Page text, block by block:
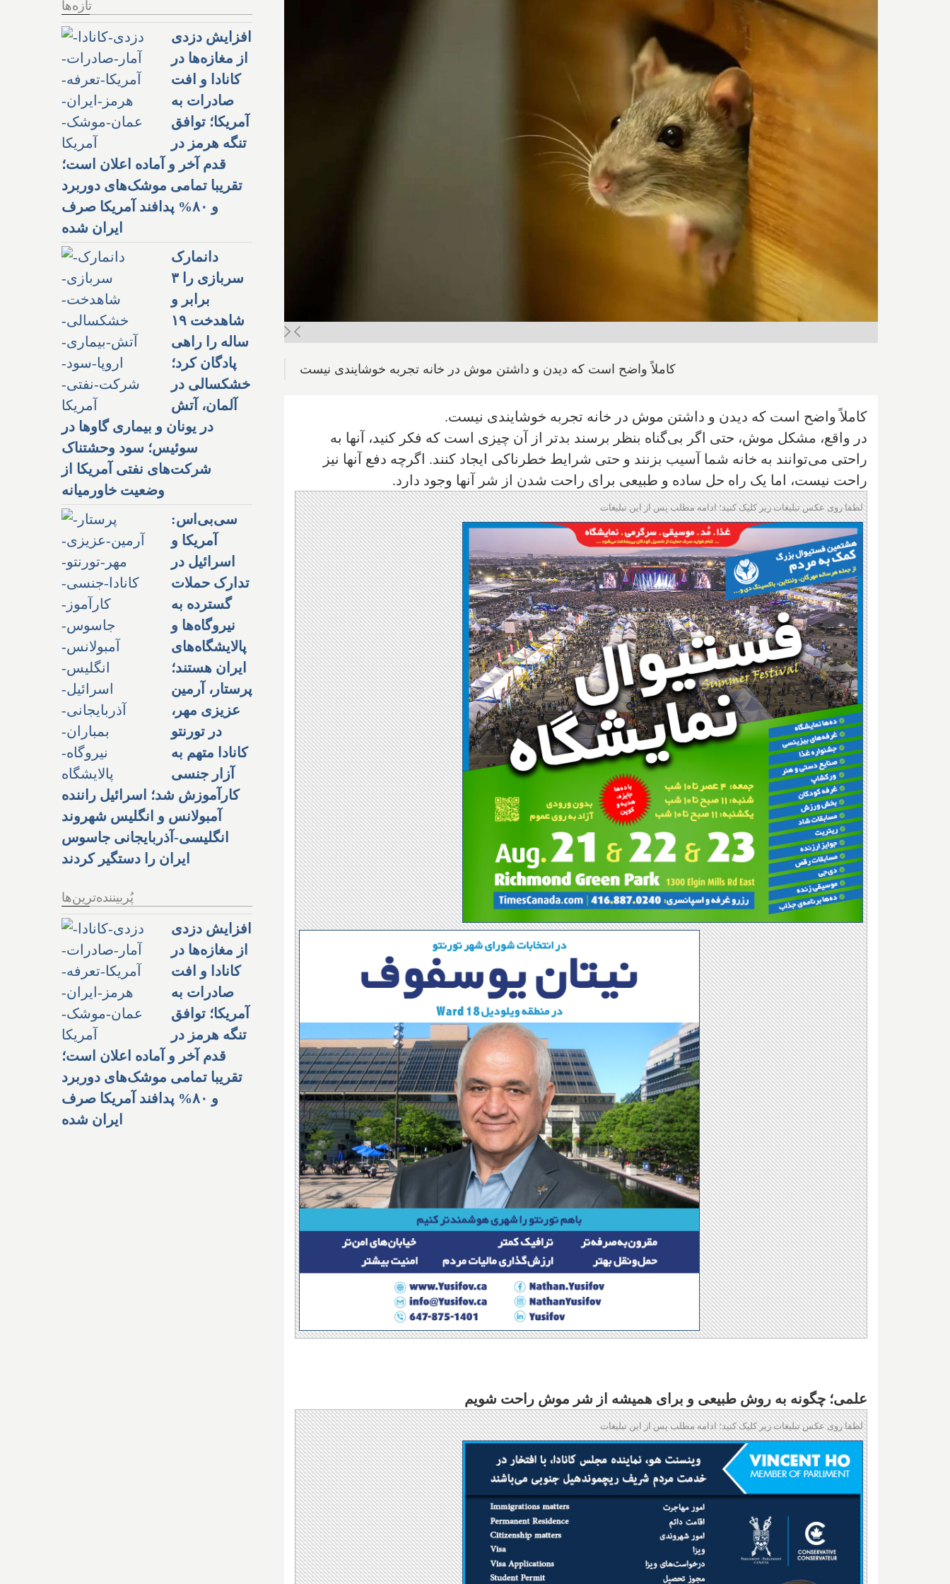
کاملاً واضح است که دیدن و داشتن موش در خانه تجربه خوشایندی نیست
کاملاً واضح است که دیدن و داشتن موش در خانه تجربه خوشایندی نیست.
در واقع، مشکل موش، حتی اگر بی‌گناه بنظر برسند بدتر از آن چیزی است که فکر کنید، آنها به
راحتی می‌توانند به خانه شما آسیب بزنند و حتی شرایط خطرناکی ایجاد کنند. اگرچه دفع آنها نیز
راحت نیست، اما یک راه حل ساده و طبیعی برای راحت شدن از شر آنها وجود دارد.
لطفا روی عکس تبلیغات زیر کلیک کنید؛ ادامه مطلب پس از این تبلیغات
علمی؛ چگونه به روش طبیعی و برای همیشه از شر موش راحت شویم
لطفا روی عکس تبلیغات زیر کلیک کنید؛ ادامه مطلب پس از این تبلیغات
تازه‌ها
افزایش دزدی
از مغازه‌ها در
کانادا و افت
صادرات به
آمریکا؛ توافق
تنگه هرمز در
قدم آخر و آماده اعلان است؛
تقریبا تمامی موشک‌های دوربرد
و ۸۰% پدافند آمریکا صرف
ایران شده
دانمارک
سربازی را ۳
برابر و
شاهدخت ۱۹
ساله را راهی
پادگان کرد؛
خشکسالی در
آلمان، آتش
در یونان و بیماری گاوها در
سوئیس؛ سود وحشتناک
شرکت‌های نفتی آمریکا از
وضعیت خاورمیانه
سی‌بی‌اس:
آمریکا و
اسرائیل در
تدارک حملات
گسترده به
نیروگاه‌ها و
پالایشگاه‌های
ایران هستند؛
پرستار، آرمین
عزیزی مهر،
در تورنتو
کانادا متهم به
آزار جنسی
کارآموزش شد؛ اسرائیل راننده
آمبولانس و انگلیس شهروند
انگلیسی-آذربایجانی جاسوس
ایران را دستگیر کردند
پُربیننده‌ترین‌ها
افزایش دزدی
از مغازه‌ها در
کانادا و افت
صادرات به
آمریکا؛ توافق
تنگه هرمز در
قدم آخر و آماده اعلان است؛
تقریبا تمامی موشک‌های دوربرد
و ۸۰% پدافند آمریکا صرف
ایران شده